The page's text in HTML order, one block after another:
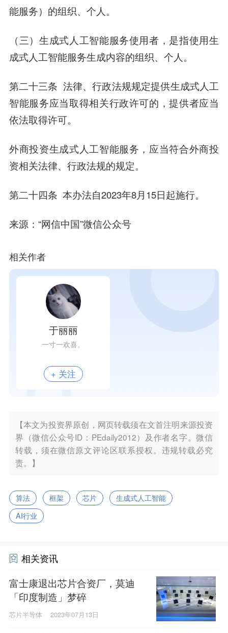
能服务）的组织、个人。
（三）生成式人工智能服务使用者，是指使用生
成式人工智能服务生成内容的组织、个人。
第二十三条 法律、行政法规规定提供生成式人工
智能服务应当取得相关行政许可的，提供者应当
依法取得许可。
外商投资生成式人工智能服务，应当符合外商投
资相关法律、行政法规的规定。
第二十四条 本办法自2023年8月15日起施行。
来源：“网信中国”微信公众号
相关作者
于丽丽
一寸一欢喜。
+ 关注
【本文为投资界原创，网页转载须在文首注明来源投资
界（微信公众号ID：PEdaily2012）及作者名字。微信
转载，须在微信原文评论区联系授权。违规转载必究
责。】
算法 框架 芯片
生成式人工智能
AI行业
相关资讯
富士康退出芯片合资厂，莫迪
「印度制造」梦碎
芯片半导体 2023年07月13日